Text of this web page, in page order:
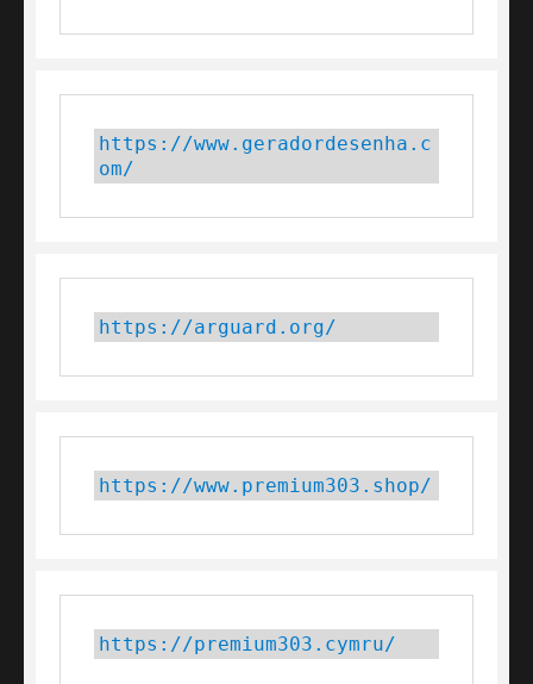
https://www.geradordesenha.c
om/
https://arguard.org/
https://www.premium303.shop/
https://premium303.cymru/